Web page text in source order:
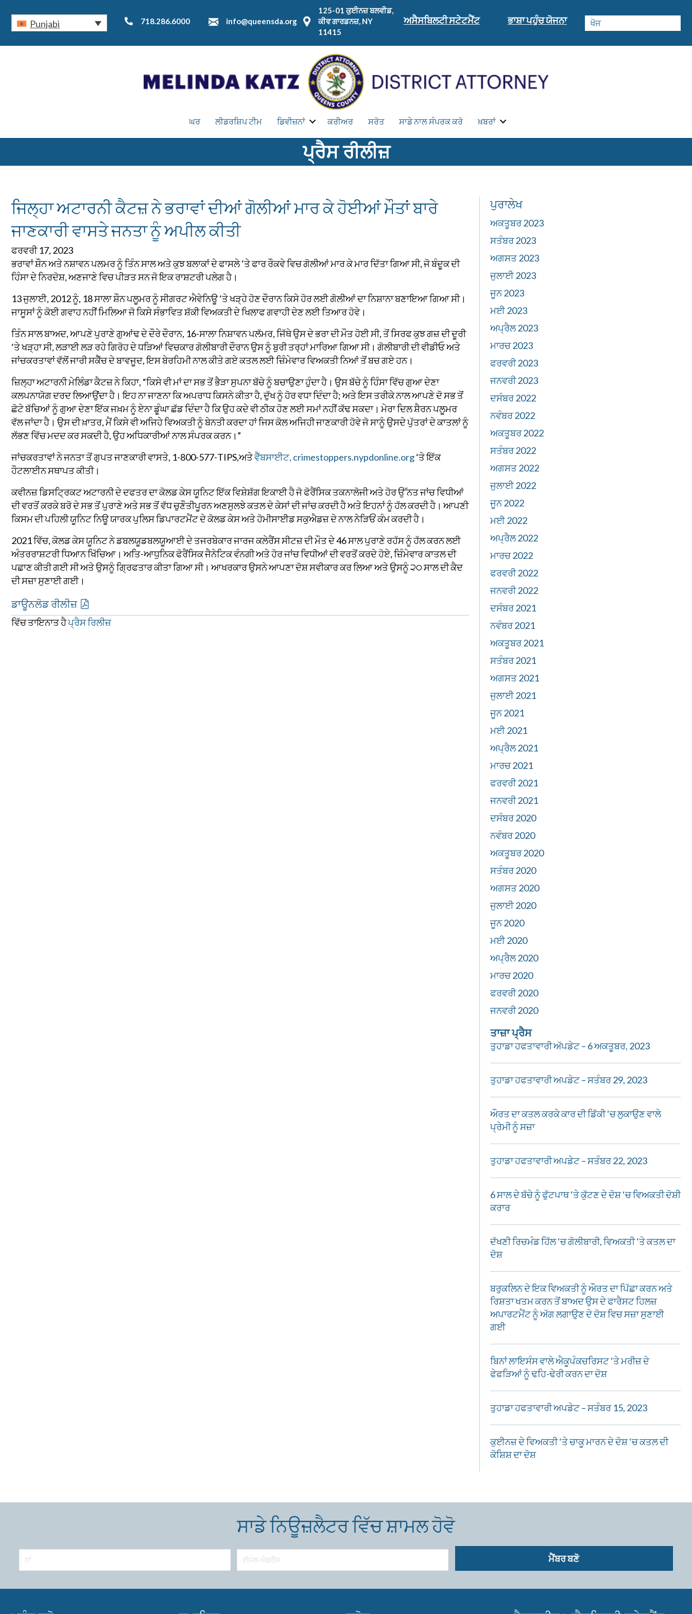
Punjabi 718.286.6000 info@queensda.org
125-01 ਕੁਈਨਜ਼ ਬਲਵੀਡ,
ਕੀਵ ਗਾਰਡਨਜ਼, NY
11415
ਅਸੈਸਬਿਲਟੀ ਸਟੇਟਮੈਂਟ ਭਾਸ਼ਾ ਪਹੁੰਚ ਯੋਜਨਾ
ਘਰ ਲੀਡਰਸ਼ਿਪ ਟੀਮ ਡਿਵੀਜ਼ਨਾਂ ਕਰੀਅਰ ਸਰੋਤ ਸਾਡੇ ਨਾਲ ਸੰਪਰਕ ਕਰੋ ਖ਼ਬਰਾਂ
ਪ੍ਰੈਸ ਰੀਲੀਜ਼
ਜਿਲ੍ਹਾ ਅਟਾਰਨੀ ਕੈਟਜ਼ ਨੇ ਭਰਾਵਾਂ ਦੀਆਂ ਗੋਲੀਆਂ ਮਾਰ ਕੇ ਹੋਈਆਂ ਮੌਤਾਂ ਬਾਰੇ
ਜਾਣਕਾਰੀ ਵਾਸਤੇ ਜਨਤਾ ਨੂੰ ਅਪੀਲ ਕੀਤੀ
ਫਰਵਰੀ 17, 2023
ਭਰਾਵਾਂ ਸ਼ੌਨ ਅਤੇ ਨਸ਼ਾਵਨ ਪਲਮਰ ਨੂੰ ਤਿੰਨ ਸਾਲ ਅਤੇ ਕੁਝ ਬਲਾਕਾਂ ਦੇ ਫਾਸਲੇ ‘ਤੇ ਫਾਰ ਰੌਕਵੇ ਵਿਚ ਗੋਲੀਆਂ ਮਾਰ ਕੇ ਮਾਰ ਦਿੱਤਾ ਗਿਆ ਸੀ, ਜੋ ਬੰਦੂਕ ਦੀ
ਹਿੰਸਾ ਦੇ ਨਿਰਦੋਸ਼, ਅਣਜਾਣੇ ਵਿਚ ਪੀੜਤ ਸਨ ਜੋ ਇਕ ਰਾਸ਼ਟਰੀ ਪਲੇਗ ਹੈ।
13 ਜੁਲਾਈ, 2012 ਨੂੰ, 18 ਸਾਲਾ ਸ਼ੌਨ ਪਲੂਮਰ ਨੂੰ ਸੀਗਰਟ ਐਵੇਨਿਊ ‘ਤੇ ਖੜ੍ਹੇ ਹੋਣ ਦੌਰਾਨ ਕਿਸੇ ਹੋਰ ਲਈ ਗੋਲੀਆਂ ਦਾ ਨਿਸ਼ਾਨਾ ਬਣਾਇਆ ਗਿਆ ਸੀ।
ਜਾਸੂਸਾਂ ਨੂੰ ਕੋਈ ਗਵਾਹ ਨਹੀਂ ਮਿਲਿਆ ਜੋ ਕਿਸੇ ਸੰਭਾਵਿਤ ਸ਼ੱਕੀ ਵਿਅਕਤੀ ਦੇ ਖਿਲਾਫ ਗਵਾਹੀ ਦੇਣ ਲਈ ਤਿਆਰ ਹੋਵੇ।
ਤਿੰਨ ਸਾਲ ਬਾਅਦ, ਆਪਣੇ ਪੁਰਾਣੇ ਗੁਆਂਢ ਦੇ ਦੌਰੇ ਦੌਰਾਨ, 16-ਸਾਲਾ ਨਿਸ਼ਾਵਨ ਪਲੱਮਰ, ਜਿੱਥੇ ਉਸ ਦੇ ਭਰਾ ਦੀ ਮੌਤ ਹੋਈ ਸੀ, ਤੋਂ ਸਿਰਫ ਕੁਝ ਗਜ਼ ਦੀ ਦੂਰੀ
‘ਤੇ ਖੜ੍ਹਾ ਸੀ, ਲੜਾਈ ਲੜ ਰਹੇ ਗਿਰੋਹ ਦੇ ਧੜਿਆਂ ਵਿਚਕਾਰ ਗੋਲੀਬਾਰੀ ਦੌਰਾਨ ਉਸ ਨੂੰ ਬੁਰੀ ਤਰ੍ਹਾਂ ਮਾਰਿਆ ਗਿਆ ਸੀ। ਗੋਲੀਬਾਰੀ ਦੀ ਵੀਡੀਓ ਅਤੇ
ਜਾਂਚਕਰਤਾਵਾਂ ਵੱਲੋਂ ਜਾਰੀ ਸਕੈੱਚ ਦੇ ਬਾਵਜੂਦ, ਇਸ ਬੇਰਹਿਮੀ ਨਾਲ ਕੀਤੇ ਗਏ ਕਤਲ ਲਈ ਜ਼ਿੰਮੇਵਾਰ ਵਿਅਕਤੀ ਨਿਆਂ ਤੋਂ ਬਚ ਗਏ ਹਨ।
ਜ਼ਿਲ੍ਹਾ ਅਟਾਰਨੀ ਮੇਲਿੰਡਾ ਕੈਟਜ਼ ਨੇ ਕਿਹਾ, “ਕਿਸੇ ਵੀ ਮਾਂ ਦਾ ਸਭ ਤੋਂ ਭੈੜਾ ਸੁਪਨਾ ਬੱਚੇ ਨੂੰ ਬਚਾਉਣਾ ਹੁੰਦਾ ਹੈ। ਉਸ ਬੱਚੇ ਨੂੰ ਹਿੰਸਾ ਵਿੱਚ ਗੁਆ ਦੇਣਾ
ਕਲਪਨਾਯੋਗ ਦਰਦ ਲਿਆਉਂਦਾ ਹੈ। ਇਹ ਨਾ ਜਾਣਨਾ ਕਿ ਅਪਰਾਧ ਕਿਸਨੇ ਕੀਤਾ ਹੈ, ਦੁੱਖ ਨੂੰ ਹੋਰ ਵਧਾ ਦਿੰਦਾ ਹੈ; ਅਤੇ ਇਸ ਤਰੀਕੇ ਨਾਲ ਆਪਣੇ ਦੋ ਸਭ ਤੋਂ
ਛੋਟੇ ਬੱਚਿਆਂ ਨੂੰ ਗੁਆ ਦੇਣਾ ਇੱਕ ਜਖ਼ਮ ਨੂੰ ਏਨਾ ਡੂੰਘਾ ਛੱਡ ਦਿੰਦਾ ਹੈ ਕਿ ਉਹ ਕਦੇ ਵੀ ਠੀਕ ਹੋਣ ਲਈ ਸਮਾਂ ਨਹੀਂ ਕੱਢ ਸਕਦਾ। ਮੇਰਾ ਦਿਲ ਸ਼ੈਰਨ ਪਲੂਮਰ
ਵੱਲ ਜਾਂਦਾ ਹੈ। ਉਸ ਦੀ ਖ਼ਾਤਰ, ਮੈਂ ਕਿਸੇ ਵੀ ਅਜਿਹੇ ਵਿਅਕਤੀ ਨੂੰ ਬੇਨਤੀ ਕਰਦਾ ਹਾਂ ਜਿਸ ਕੋਲ ਅਜਿਹੀ ਜਾਣਕਾਰੀ ਹੋਵੇ ਜੋ ਸਾਨੂੰ ਉਸਦੇ ਪੁੱਤਰਾਂ ਦੇ ਕਾਤਲਾਂ ਨੂੰ
ਲੱਭਣ ਵਿੱਚ ਮਦਦ ਕਰ ਸਕਦੀ ਹੈ, ਉਹ ਅਧਿਕਾਰੀਆਂ ਨਾਲ ਸੰਪਰਕ ਕਰਨ।”
ਜਾਂਚਕਰਤਾਵਾਂ ਨੇ ਜਨਤਾ ਤੋਂ ਗੁਪਤ ਜਾਣਕਾਰੀ ਵਾਸਤੇ, 1-800-577-TIPS,ਅਤੇਵੈੱਬਸਾਈਟ, crimestoppers.nypdonline.org‘ਤੇ ਇੱਕ
ਹੌਟਲਾਈਨ ਸਥਾਪਤ ਕੀਤੀ।
ਕਵੀਨਜ਼ ਡਿਸਟ੍ਰਿਕਟ ਅਟਾਰਨੀ ਦੇ ਦਫਤਰ ਦਾ ਕੋਲਡ ਕੇਸ ਯੂਨਿਟ ਇੱਕ ਵਿਸ਼ੇਸ਼ੱਗ ਇਕਾਈ ਹੈ ਜੋ ਫੋਰੈਂਸਿਕ ਤਕਨਾਲੋਜੀ ਅਤੇ ਹੋਰ ਉੱਨਤ ਜਾਂਚ ਵਿਧੀਆਂ
ਦੀ ਵਰਤੋਂ ਕਰਕੇ ਬਰੋ ਦੇ ਸਭ ਤੋਂ ਪੁਰਾਣੇ ਅਤੇ ਸਭ ਤੋਂ ਵੱਧ ਚੁਣੌਤੀਪੂਰਨ ਅਣਸੁਲਝੇ ਕਤਲ ਦੇ ਕੇਸਾਂ ਦੀ ਜਾਂਚ ਕਰਦੀ ਹੈ ਅਤੇ ਇਹਨਾਂ ਨੂੰ ਹੱਲ ਕਰਦੀ ਹੈ। ਆਪਣੀ
ਕਿਸਮ ਦੀ ਪਹਿਲੀ ਯੂਨਿਟ ਨਿਊ ਯਾਰਕ ਪੁਲਿਸ ਡਿਪਾਰਟਮੈਂਟ ਦੇ ਕੋਲਡ ਕੇਸ ਅਤੇ ਹੋਮੀਸਾਈਡ ਸਕੁਐਡਜ਼ ਦੇ ਨਾਲ ਨੇੜਿਓਂ ਕੰਮ ਕਰਦੀ ਹੈ।
2021 ਵਿੱਚ, ਕੋਲਡ ਕੇਸ ਯੂਨਿਟ ਨੇ ਡਬਲਯੂਡਬਲਯੂਆਈ ਦੇ ਤਜਰਬੇਕਾਰ ਜਾਰਜ ਕਲੇਰੈਂਸ ਸੀਟਜ਼ ਦੀ ਮੌਤ ਦੇ 46 ਸਾਲ ਪੁਰਾਣੇ ਰਹੱਸ ਨੂੰ ਹੱਲ ਕਰਨ ਲਈ
ਅੰਤਰਰਾਸ਼ਟਰੀ ਧਿਆਨ ਖਿੱਚਿਆ। ਅਤਿ-ਆਧੁਨਿਕ ਫੋਰੈਂਸਿਕ ਜੈਨੇਟਿਕ ਵੰਨਗੀ ਅਤੇ ਹੋਰ ਜਾਂਚ ਵਿਧੀਆਂ ਦੀ ਵਰਤੋਂ ਕਰਦੇ ਹੋਏ, ਜ਼ਿੰਮੇਵਾਰ ਕਾਤਲ ਦੀ
ਪਛਾਣ ਕੀਤੀ ਗਈ ਸੀ ਅਤੇ ਉਸਨੂੰ ਗ੍ਰਿਫਤਾਰ ਕੀਤਾ ਗਿਆ ਸੀ। ਆਖਰਕਾਰ ਉਸਨੇ ਆਪਣਾ ਦੋਸ਼ ਸਵੀਕਾਰ ਕਰ ਲਿਆ ਅਤੇ ਉਸਨੂੰ ੨੦ ਸਾਲ ਦੀ ਕੈਦ
ਦੀ ਸਜ਼ਾ ਸੁਣਾਈ ਗਈ।
ਡਾਊਨਲੋਡ ਰੀਲੀਜ਼
ਵਿੱਚ ਤਾਇਨਾਤ ਹੈਪ੍ਰੈਸ ਰਿਲੀਜ਼
ਪੁਰਾਲੇਖ
ਅਕਤੂਬਰ 2023
ਸਤੰਬਰ 2023
ਅਗਸਤ 2023
ਜੁਲਾਈ 2023
ਜੂਨ 2023
ਮਈ 2023
ਅਪ੍ਰੈਲ 2023
ਮਾਰਚ 2023
ਫਰਵਰੀ 2023
ਜਨਵਰੀ 2023
ਦਸੰਬਰ 2022
ਨਵੰਬਰ 2022
ਅਕਤੂਬਰ 2022
ਸਤੰਬਰ 2022
ਅਗਸਤ 2022
ਜੁਲਾਈ 2022
ਜੂਨ 2022
ਮਈ 2022
ਅਪ੍ਰੈਲ 2022
ਮਾਰਚ 2022
ਫਰਵਰੀ 2022
ਜਨਵਰੀ 2022
ਦਸੰਬਰ 2021
ਨਵੰਬਰ 2021
ਅਕਤੂਬਰ 2021
ਸਤੰਬਰ 2021
ਅਗਸਤ 2021
ਜੁਲਾਈ 2021
ਜੂਨ 2021
ਮਈ 2021
ਅਪ੍ਰੈਲ 2021
ਮਾਰਚ 2021
ਫਰਵਰੀ 2021
ਜਨਵਰੀ 2021
ਦਸੰਬਰ 2020
ਨਵੰਬਰ 2020
ਅਕਤੂਬਰ 2020
ਸਤੰਬਰ 2020
ਅਗਸਤ 2020
ਜੁਲਾਈ 2020
ਜੂਨ 2020
ਮਈ 2020
ਅਪ੍ਰੈਲ 2020
ਮਾਰਚ 2020
ਫਰਵਰੀ 2020
ਜਨਵਰੀ 2020
ਤਾਜ਼ਾ ਪ੍ਰੈਸ
ਤੁਹਾਡਾ ਹਫਤਾਵਾਰੀ ਅੱਪਡੇਟ – 6 ਅਕਤੂਬਰ, 2023
ਤੁਹਾਡਾ ਹਫਤਾਵਾਰੀ ਅਪਡੇਟ – ਸਤੰਬਰ 29, 2023
ਔਰਤ ਦਾ ਕਤਲ ਕਰਕੇ ਕਾਰ ਦੀ ਡਿੱਕੀ ‘ਚ ਲੁਕਾਉਣ ਵਾਲੇ
ਪ੍ਰੇਮੀ ਨੂੰ ਸਜ਼ਾ
ਤੁਹਾਡਾ ਹਫਤਾਵਾਰੀ ਅਪਡੇਟ – ਸਤੰਬਰ 22, 2023
6 ਸਾਲ ਦੇ ਬੱਚੇ ਨੂੰ ਫੁੱਟਪਾਥ ‘ਤੇ ਕੁੱਟਣ ਦੇ ਦੋਸ਼ ‘ਚ ਵਿਅਕਤੀ ਦੋਸ਼ੀ
ਕਰਾਰ
ਦੱਖਣੀ ਰਿਚਮੰਡ ਹਿੱਲ ‘ਚ ਗੋਲੀਬਾਰੀ, ਵਿਅਕਤੀ ‘ਤੇ ਕਤਲ ਦਾ
ਦੋਸ਼
ਬਰੁਕਲਿਨ ਦੇ ਇਕ ਵਿਅਕਤੀ ਨੂੰ ਔਰਤ ਦਾ ਪਿੱਛਾ ਕਰਨ ਅਤੇ
ਰਿਸ਼ਤਾ ਖਤਮ ਕਰਨ ਤੋਂ ਬਾਅਦ ਉਸ ਦੇ ਫਾਰੈਸਟ ਹਿਲਜ਼
ਅਪਾਰਟਮੈਂਟ ਨੂੰ ਅੱਗ ਲਗਾਉਣ ਦੇ ਦੋਸ਼ ਵਿਚ ਸਜ਼ਾ ਸੁਣਾਈ
ਗਈ
ਬਿਨਾਂ ਲਾਇਸੰਸ ਵਾਲੇ ਐਕੂਪੰਕਚਰਿਸਟ ‘ਤੇ ਮਰੀਜ਼ ਦੇ
ਫੇਫੜਿਆਂ ਨੂੰ ਢਹਿ-ਢੇਰੀ ਕਰਨ ਦਾ ਦੋਸ਼
ਤੁਹਾਡਾ ਹਫਤਾਵਾਰੀ ਅਪਡੇਟ – ਸਤੰਬਰ 15, 2023
ਕੁਈਨਜ਼ ਦੇ ਵਿਅਕਤੀ ‘ਤੇ ਚਾਕੂ ਮਾਰਨ ਦੇ ਦੋਸ਼ ‘ਚ ਕਤਲ ਦੀ
ਕੋਸ਼ਿਸ਼ ਦਾ ਦੋਸ਼
ਸਾਡੇ ਨਿਊਜ਼ਲੈਟਰ ਵਿੱਚ ਸ਼ਾਮਲ ਹੋਵੋ
ਮੈਂਬਰ ਬਣੋ